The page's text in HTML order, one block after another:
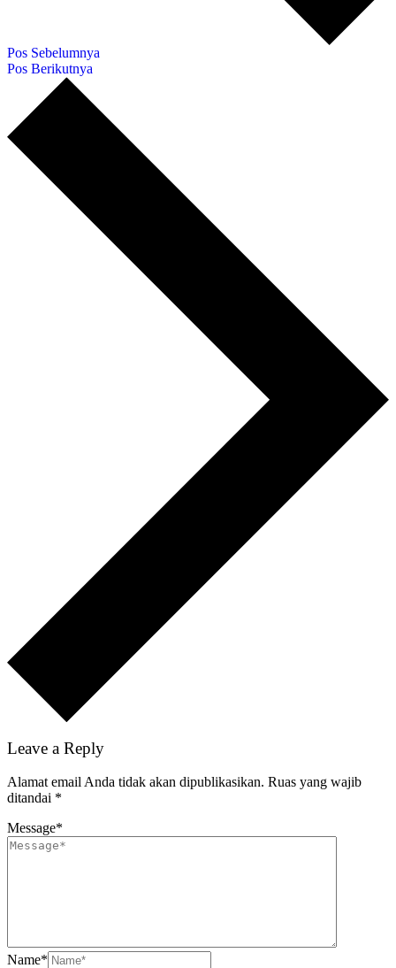
Pos Sebelumnya
Pos Berikutnya
Leave a Reply
Alamat email Anda tidak akan dipublikasikan. Ruas yang wajib
ditandai *
Message*
Name*